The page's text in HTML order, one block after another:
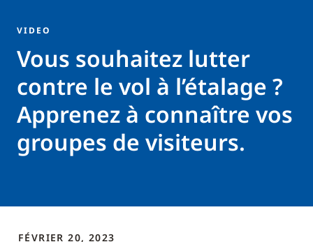
VIDEO
Vous souhaitez lutter
contre le vol à l’étalage ?
Apprenez à connaître vos
groupes de visiteurs.
FÉVRIER 20, 2023